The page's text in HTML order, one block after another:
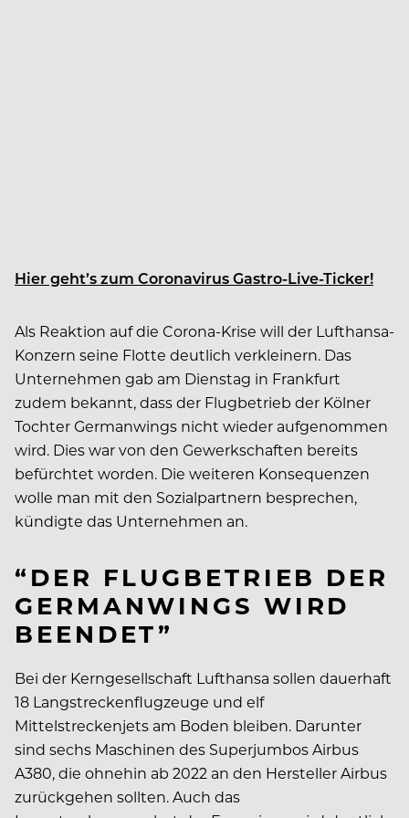
Hier geht’s zum Coronavirus Gastro-Live-Ticker!
Als Reaktion auf die Corona-Krise will der Lufthansa-
Konzern seine Flotte deutlich verkleinern. Das
Unternehmen gab am Dienstag in Frankfurt
zudem bekannt, dass der Flugbetrieb der Kölner
Tochter Germanwings nicht wieder aufgenommen
wird. Dies war von den Gewerkschaften bereits
befürchtet worden. Die weiteren Konsequenzen
wolle man mit den Sozialpartnern besprechen,
kündigte das Unternehmen an.
“DER FLUGBETRIEB DER
GERMANWINGS WIRD
BEENDET”
Bei der Kerngesellschaft Lufthansa sollen dauerhaft
18 Langstreckenflugzeuge und elf
Mittelstreckenjets am Boden bleiben. Darunter
sind sechs Maschinen des Superjumbos Airbus
A380, die ohnehin ab 2022 an den Hersteller Airbus
zurückgehen sollten. Auch das